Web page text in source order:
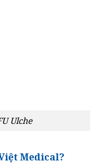
Ulche
Medical?